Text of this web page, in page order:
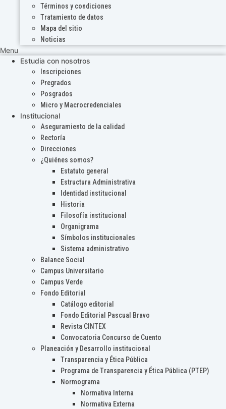
Términos y condiciones
Tratamiento de datos
Mapa del sitio
Noticias
Menu
Estudia con nosotros
Inscripciones
Pregrados
Posgrados
Micro y Macrocredenciales
Institucional
Aseguramiento de la calidad
Rectoría
Direcciones
¿Quiénes somos?
Estatuto general
Estructura Administrativa
Identidad institucional
Historia
Filosofía institucional
Organigrama
Símbolos institucionales
Sistema administrativo
Balance Social
Campus Universitario
Campus Verde
Fondo Editorial
Catálogo editorial
Fondo Editorial Pascual Bravo
Revista CINTEX
Convocatoria Concurso de Cuento
Planeación y Desarrollo institucional
Transparencia y Ética Pública
Programa de Transparencia y Ética Pública (PTEP)
Normograma
Normativa Interna
Normativa Externa